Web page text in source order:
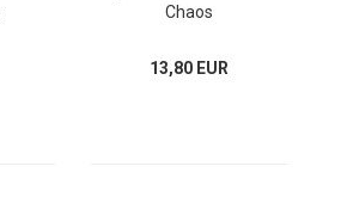
Chaos
13,80 EUR